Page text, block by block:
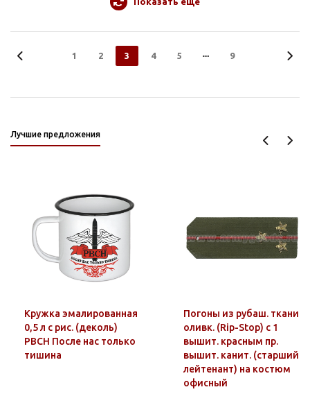
1 2 3 4 5 9
Лучшие предложения
Кружка эмалированная
0,5 л с рис. (деколь)
РВСН После нас только
тишина
Погоны из рубаш. ткани
оливк. (Rip-Stop) c 1
вышит. красным пр.
вышит. канит. (старший
лейтенант) на костюм
офисный